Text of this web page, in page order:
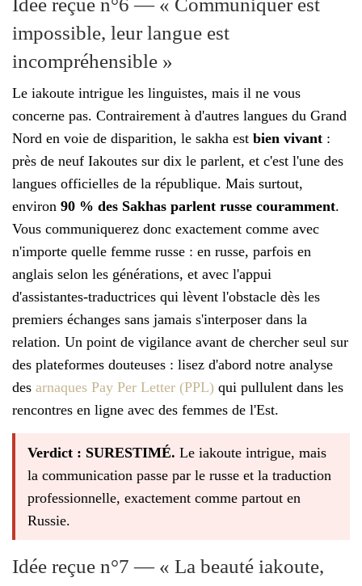
impossible, leur langue est
incompréhensible »
Le iakoute intrigue les linguistes, mais il ne vous
concerne pas. Contrairement à d'autres langues du Grand
Nord en voie de disparition, le sakha est bien vivant :
près de neuf Iakoutes sur dix le parlent, et c'est l'une des
langues officielles de la république. Mais surtout,
environ 90 % des Sakhas parlent russe couramment.
Vous communiquerez donc exactement comme avec
n'importe quelle femme russe : en russe, parfois en
anglais selon les générations, et avec l'appui
d'assistantes-traductrices qui lèvent l'obstacle dès les
premiers échanges sans jamais s'interposer dans la
relation. Un point de vigilance avant de chercher seul sur
des plateformes douteuses : lisez d'abord notre analyse
des arnaques Pay Per Letter (PPL) qui pullulent dans les
rencontres en ligne avec des femmes de l'Est.
Verdict : SURESTIMÉ. Le iakoute intrigue, mais
la communication passe par le russe et la traduction
professionnelle, exactement comme partout en
Russie.
Idée reçue n°7 — « La beauté iakoute,